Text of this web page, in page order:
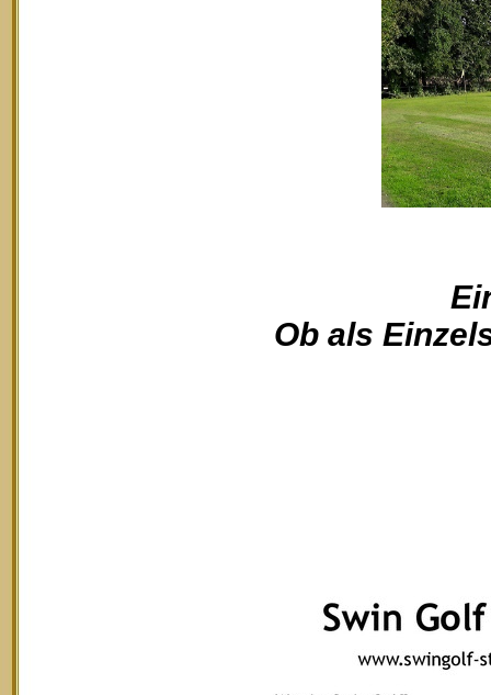
Ob als